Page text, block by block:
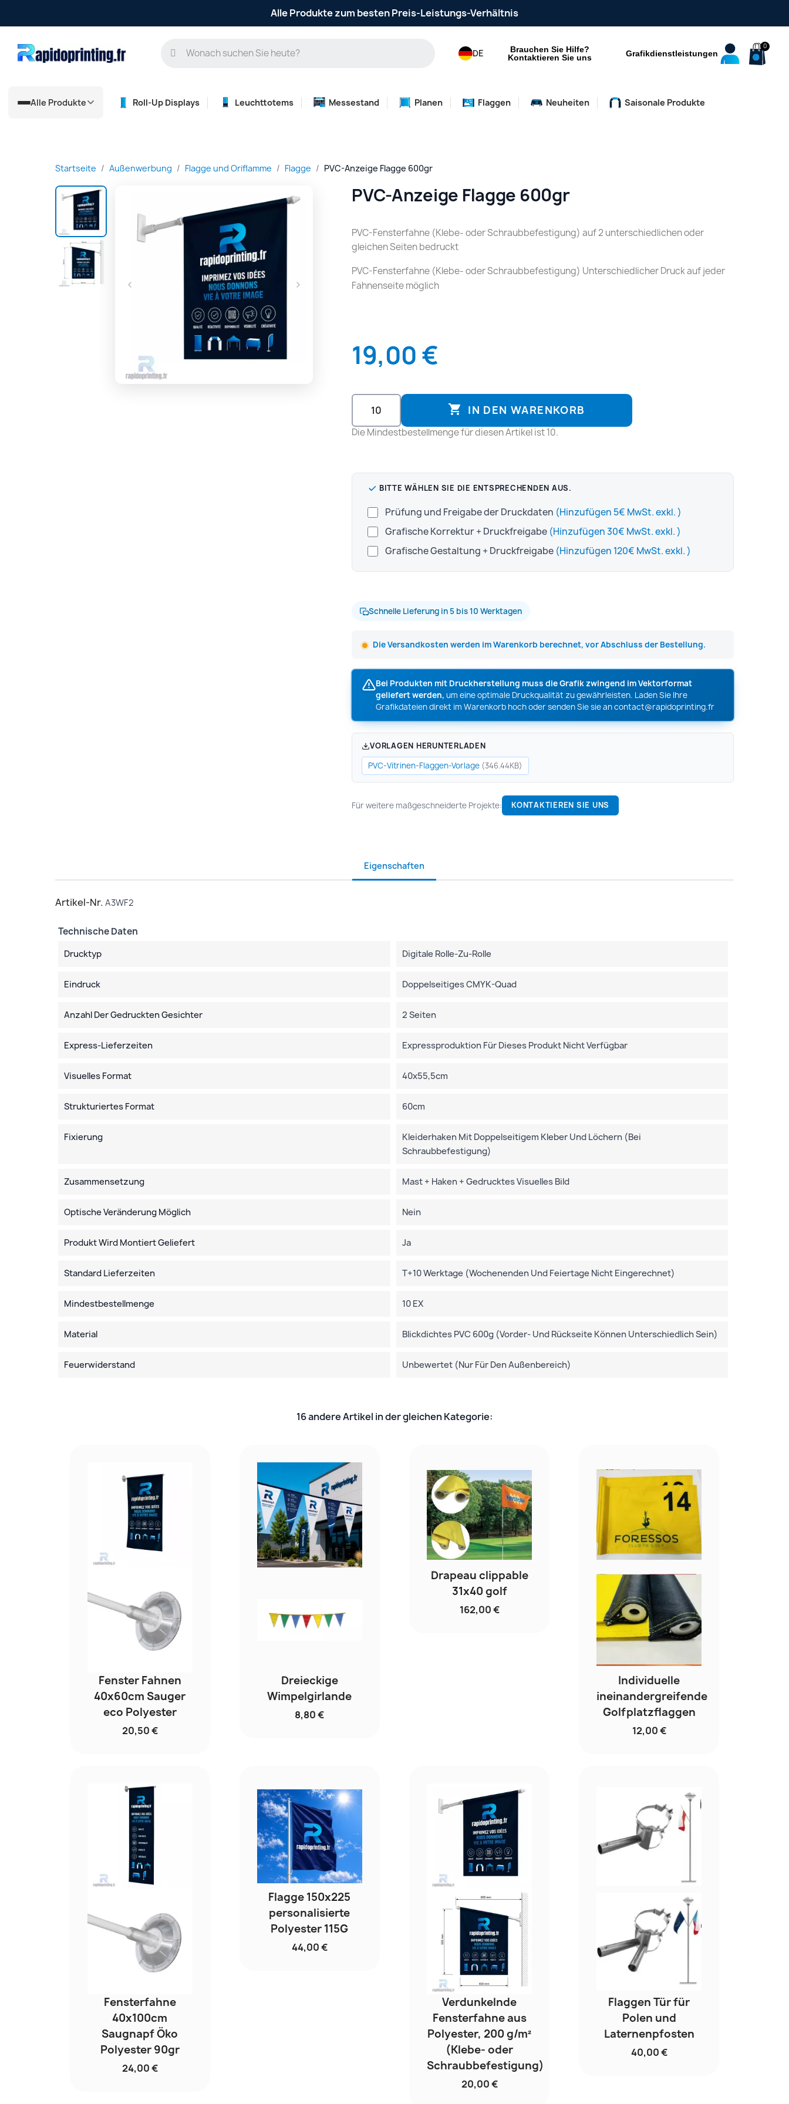
Alle Produkte zum besten Preis-Leistungs-Verhältnis
Persönliche Beratung und Betreuung durch ein engagiertes Team
DE
Brauchen Sie Hilfe?
Kontaktieren Sie uns
Grafikdienstleistungen
Alle Produkte Roll-Up Displays Leuchttotems Messestand Planen Flaggen Neuheiten Saisonale Produkte
Startseite Außenwerbung Flagge und Oriflamme Flagge PVC-Anzeige Flagge 600gr
PVC-Anzeige Flagge 600gr
PVC-Fensterfahne (Klebe- oder Schraubbefestigung) auf 2 unterschiedlichen oder
gleichen Seiten bedruckt
PVC-Fensterfahne (Klebe- oder Schraubbefestigung) Unterschiedlicher Druck auf jeder
Fahnenseite möglich
19,00 €
 IN DEN WARENKORB
Die Mindestbestellmenge für diesen Artikel ist 10.
BITTE WÄHLEN SIE DIE ENTSPRECHENDEN AUS.
Prüfung und Freigabe der Druckdaten
(Hinzufügen 5€ MwSt. exkl. )
Grafische Korrektur + Druckfreigabe
(Hinzufügen 30€ MwSt. exkl. )
Grafische Gestaltung + Druckfreigabe
(Hinzufügen 120€ MwSt. exkl. )
Schnelle Lieferung in 5 bis 10 Werktagen
Die Versandkosten werden im Warenkorb berechnet, vor Abschluss der Bestellung.
Bei Produkten mit Druckherstellung muss die Grafik zwingend im Vektorformat
geliefert werden, um eine optimale Druckqualität zu gewährleisten. Laden Sie Ihre
Grafikdateien direkt im Warenkorb hoch oder senden Sie sie ancontact@rapidoprinting.fr
VORLAGEN HERUNTERLADEN
PVC-Vitrinen-Flaggen-Vorlage (346.44KB)
Für weitere maßgeschneiderte Projekte: KONTAKTIEREN SIE UNS
Eigenschaften
Artikel-Nr. A3WF2
Technische Daten
Drucktyp Digitale Rolle-Zu-Rolle
Eindruck Doppelseitiges CMYK-Quad
Anzahl Der Gedruckten Gesichter 2 Seiten
Express-Lieferzeiten Expressproduktion Für Dieses Produkt Nicht Verfügbar
Visuelles Format 40x55,5cm
Strukturiertes Format 60cm
Fixierung
Kleiderhaken Mit Doppelseitigem Kleber Und Löchern (bei
Schraubbefestigung)
Zusammensetzung Mast + Haken + Gedrucktes Visuelles Bild
Optische Veränderung Möglich Nein
Produkt Wird Montiert Geliefert Ja
Standard Lieferzeiten T+10 Werktage (Wochenenden Und Feiertage Nicht Eingerechnet)
Mindestbestellmenge 10 EX
Material Blickdichtes PVC 600g (Vorder- Und Rückseite Können Unterschiedlich Sein)
Feuerwiderstand Unbewertet (nur Für Den Außenbereich)
16 andere Artikel in der gleichen Kategorie:
Fenster Fahnen
40x60cm Sauger
eco Polyester
20,50 €
Dreieckige
Wimpelgirlande
8,80 €
Drapeau clippable
31x40 golf
162,00 €
Individuelle
ineinandergreifende
Golfplatzflaggen
12,00 €
Fensterfahne
40x100cm
Saugnapf Öko
Polyester 90gr
24,00 €
Flagge 150x225
personalisierte
Polyester 115G
44,00 €
Verdunkelnde
Fensterfahne aus
Polyester, 200 g/m²
(Klebe- oder
Schraubbefestigung)
20,00 €
Flaggen Tür für
Polen und
Laternenpfosten
40,00 €